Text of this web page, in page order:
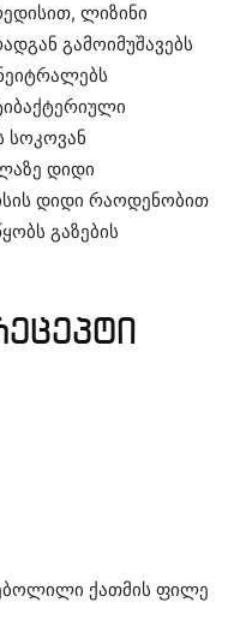
ლიზინი
გამოიმუშავებს
სოკოვან
დიდი
დიდი რაოდენობით
გაზების
ქათმის ფილე